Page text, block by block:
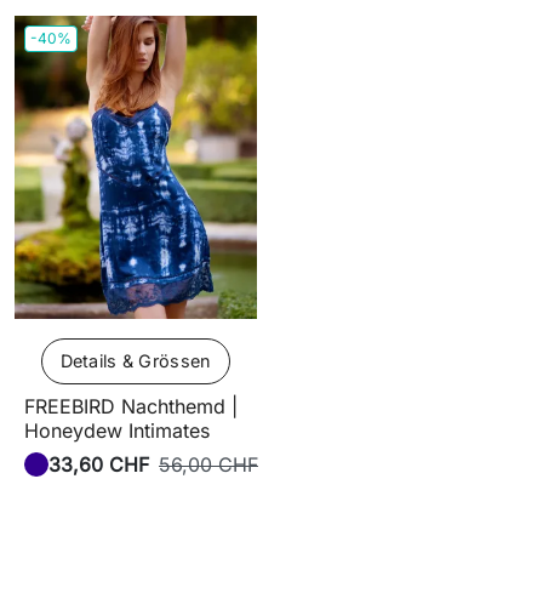
-40%
Details & Grössen
FREEBIRD Nachthemd |
Honeydew Intimates
33,60 CHF 56,00 CHF